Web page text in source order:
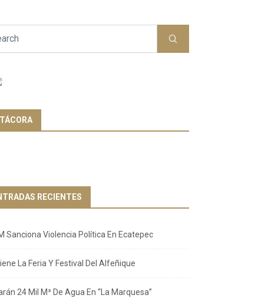
RECIENTES
Sanciona Violencia Política En Ecatepec
La Feria Y Festival Del Alfeñique
24 Mil M³ De Agua En “La Marquesa”